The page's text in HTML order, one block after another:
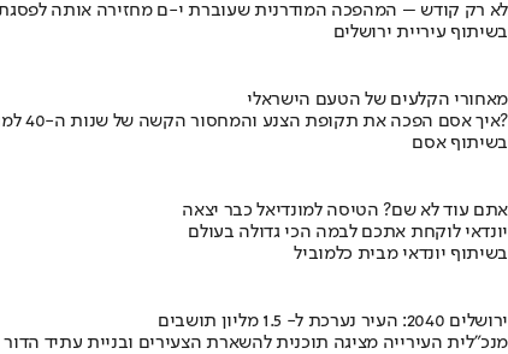
לא רק קודש – המהפכה המודרנית שעוברת י-ם מחזירה אותה
בשיתוף עיריית ירושלים
מאחורי הקלעים של הטעם הישראלי
איך אסם הפכה את תקופת הצנע והמחסור הקשה של שנות ה-40 למותג לאומי?
בשיתוף אסם
אתם עוד לא שם? הטיסה למונדיאל כבר יצאה
יונדאי לוקחת אתכם לבמה הכי גדולה בעולם
בשיתוף יונדאי מבית כלמוביל
ירושלים 2040: העיר נערכת ל- 1.5 מליון תושבים
מנכ"לית העירייה מציגה תוכנית להשארת הצעירים ובניית עתיד